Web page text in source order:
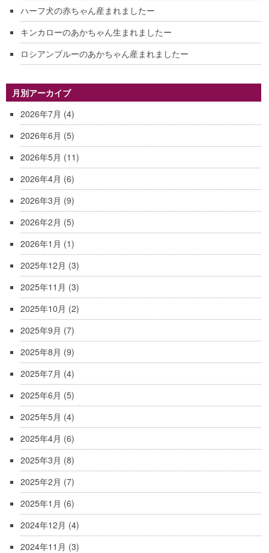
ハーフ犬の赤ちゃん産まれましたー
キンカローのあかちゃん生まれましたー
ロシアンブルーのあかちゃん産まれましたー
月別アーカイブ
2026年7月 (4)
2026年6月 (5)
2026年5月 (11)
2026年4月 (6)
2026年3月 (9)
2026年2月 (5)
2026年1月 (1)
2025年12月 (3)
2025年11月 (3)
2025年10月 (2)
2025年9月 (7)
2025年8月 (9)
2025年7月 (4)
2025年6月 (5)
2025年5月 (4)
2025年4月 (6)
2025年3月 (8)
2025年2月 (7)
2025年1月 (6)
2024年12月 (4)
2024年11月 (3)